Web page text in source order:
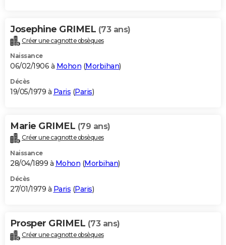
Josephine GRIMEL (73 ans)
Créer une cagnotte obsèques
Naissance
06/02/1906 à Mohon (Morbihan)
Décès
19/05/1979 à Paris (Paris)
Marie GRIMEL (79 ans)
Créer une cagnotte obsèques
Naissance
28/04/1899 à Mohon (Morbihan)
Décès
27/01/1979 à Paris (Paris)
Prosper GRIMEL (73 ans)
Créer une cagnotte obsèques